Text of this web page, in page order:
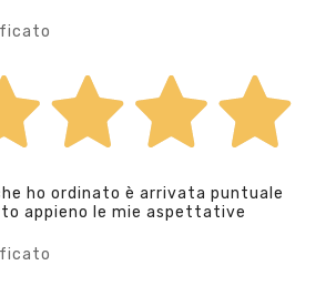
ho ordinato è arrivata puntuale
appieno le mie aspettative